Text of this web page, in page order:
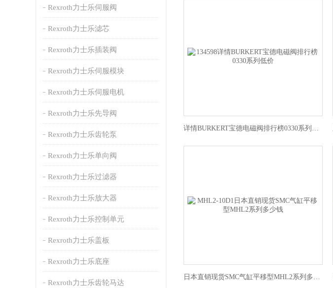
Rexroth力士乐伺服阀
Rexroth力士乐滤芯
Rexroth力士乐插装阀
Rexroth力士乐伺服模块
Rexroth力士乐伺服电机
Rexroth力士乐先导阀
Rexroth力士乐齿轮泵
Rexroth力士乐单向阀
Rexroth力士乐过滤器
Rexroth力士乐放大器
Rexroth力士乐控制单元
Rexroth力士乐盖板
Rexroth力士乐底座
Rexroth力士乐齿轮马达
详情BURKERT宝德电磁阀排行榜0330系列低价
日本直销现货SMC气缸平移型MHL2系列多少钱